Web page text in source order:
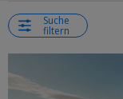
Suche
filtern